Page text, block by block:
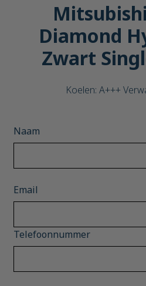
Diamond
Zwart
Koelen: A+++
Naam
Email
Telefoonnummer